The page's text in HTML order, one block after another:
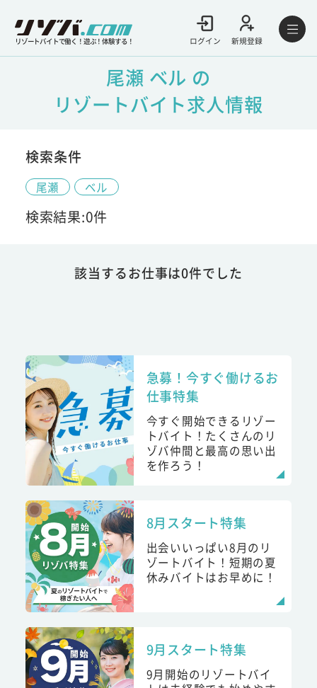
リゾートバイトで働く！遊ぶ！体験する！ ログイン 新規登録
尾瀬 ベル の
リゾートバイト求人情報
検索条件
尾瀬 ベル
検索結果:0件
該当するお仕事は0件でした
急募！今すぐ働けるお
仕事特集
今すぐ開始できるリゾー
トバイト！たくさんのリ
ゾバ仲間と最高の思い出
を作ろう！
8月スタート特集
出会いいっぱい8月のリ
ゾートバイト！短期の夏
休みバイトはお早めに！
9月スタート特集
9月開始のリゾートバイ